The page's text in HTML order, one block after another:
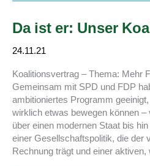
Da ist er: Unser
24.11.21
Koalitionsvertrag – Thema: Mehr
Gemeinsam mit SPD und FDP
ambitioniertes Programm
wirklich etwas bewegen können
über einen modernen Staat bis
einer Gesellschaftspolitik, die der
Rechnung trägt und einer aktiven,